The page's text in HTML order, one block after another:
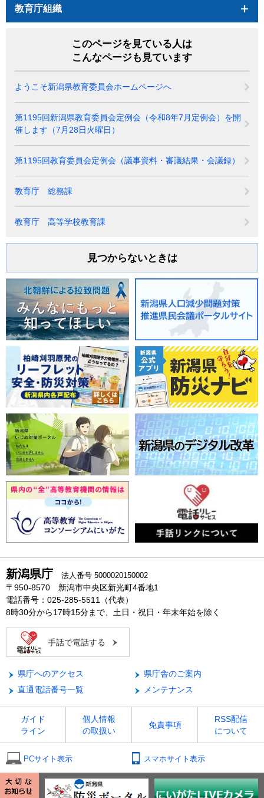
教育庁組織
このページを見ている人は
こんなページも見ています
ようこそ新潟県教育委員会ホームページへ
第1195回新潟県教育委員会定例会（令和8年7月定例会）を開
催します（7月28日火曜日）
第1195回教育委員会定例会（議事資料・審議結果・会議録）
教育庁 総務課
教育庁 高等学校教育課
見つからないときは
新潟県庁 法人番号 5000020150002
〒950-8570 新潟市中央区新光町4番地1
電話番号：025-285-5511（代表）
8時30分から17時15分まで、土日・祝日・年末年始を除く
手話で電話する
県庁へのアクセス
県庁舎のご案内
直通電話番号一覧
メンテナンス
ガイド
ライン
個人情報
の取扱い
免責事項
RSS配信
について
PCサイト表示 スマホサイト表示